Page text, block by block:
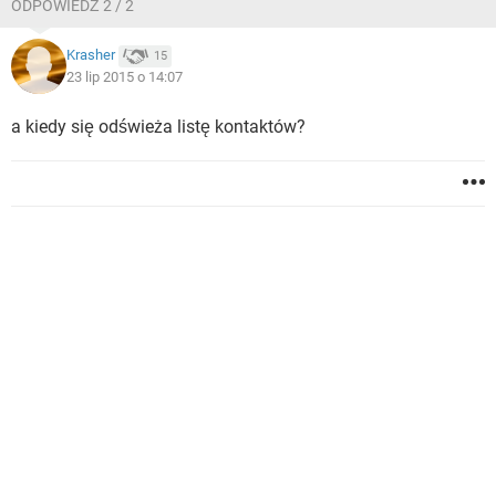
ODPOWIEDŹ 2 / 2
Krasher 15
23 lip 2015 o 14:07
a kiedy się odświeża listę kontaktów?